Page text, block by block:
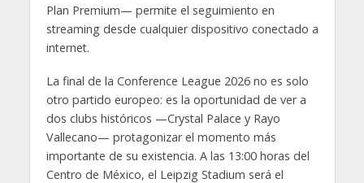
Plan Premium— permite el seguimiento en
streaming desde cualquier dispositivo conectado a
internet.
La final de la Conference League 2026 no es solo
otro partido europeo: es la oportunidad de ver a
dos clubs históricos —Crystal Palace y Rayo
Vallecano— protagonizar el momento más
importante de su existencia. A las 13:00 horas del
Centro de México, el Leipzig Stadium será el